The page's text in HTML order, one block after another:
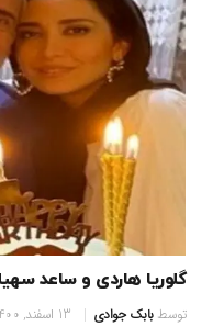
گلوریا هاردی و ساعد
توسطبابک جوادی 13 اسفند, 1400